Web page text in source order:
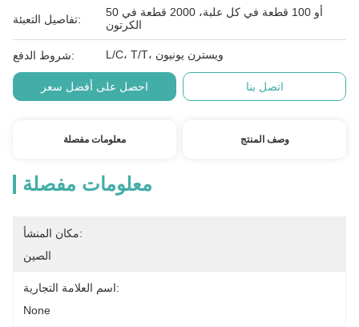
تفاصيل التعبئة:
50 أو 100 قطعة في كل علبة، 2000 قطعة في
الكرتون
شروط الدفع: L/C، T/T، ويسترن يونيون
احصل على أفضل سعر اتصل بنا
معلومات مفصلة وصف المنتج
معلومات مفصلة
مكان المنشأ:
الصين
اسم العلامة التجارية:
None